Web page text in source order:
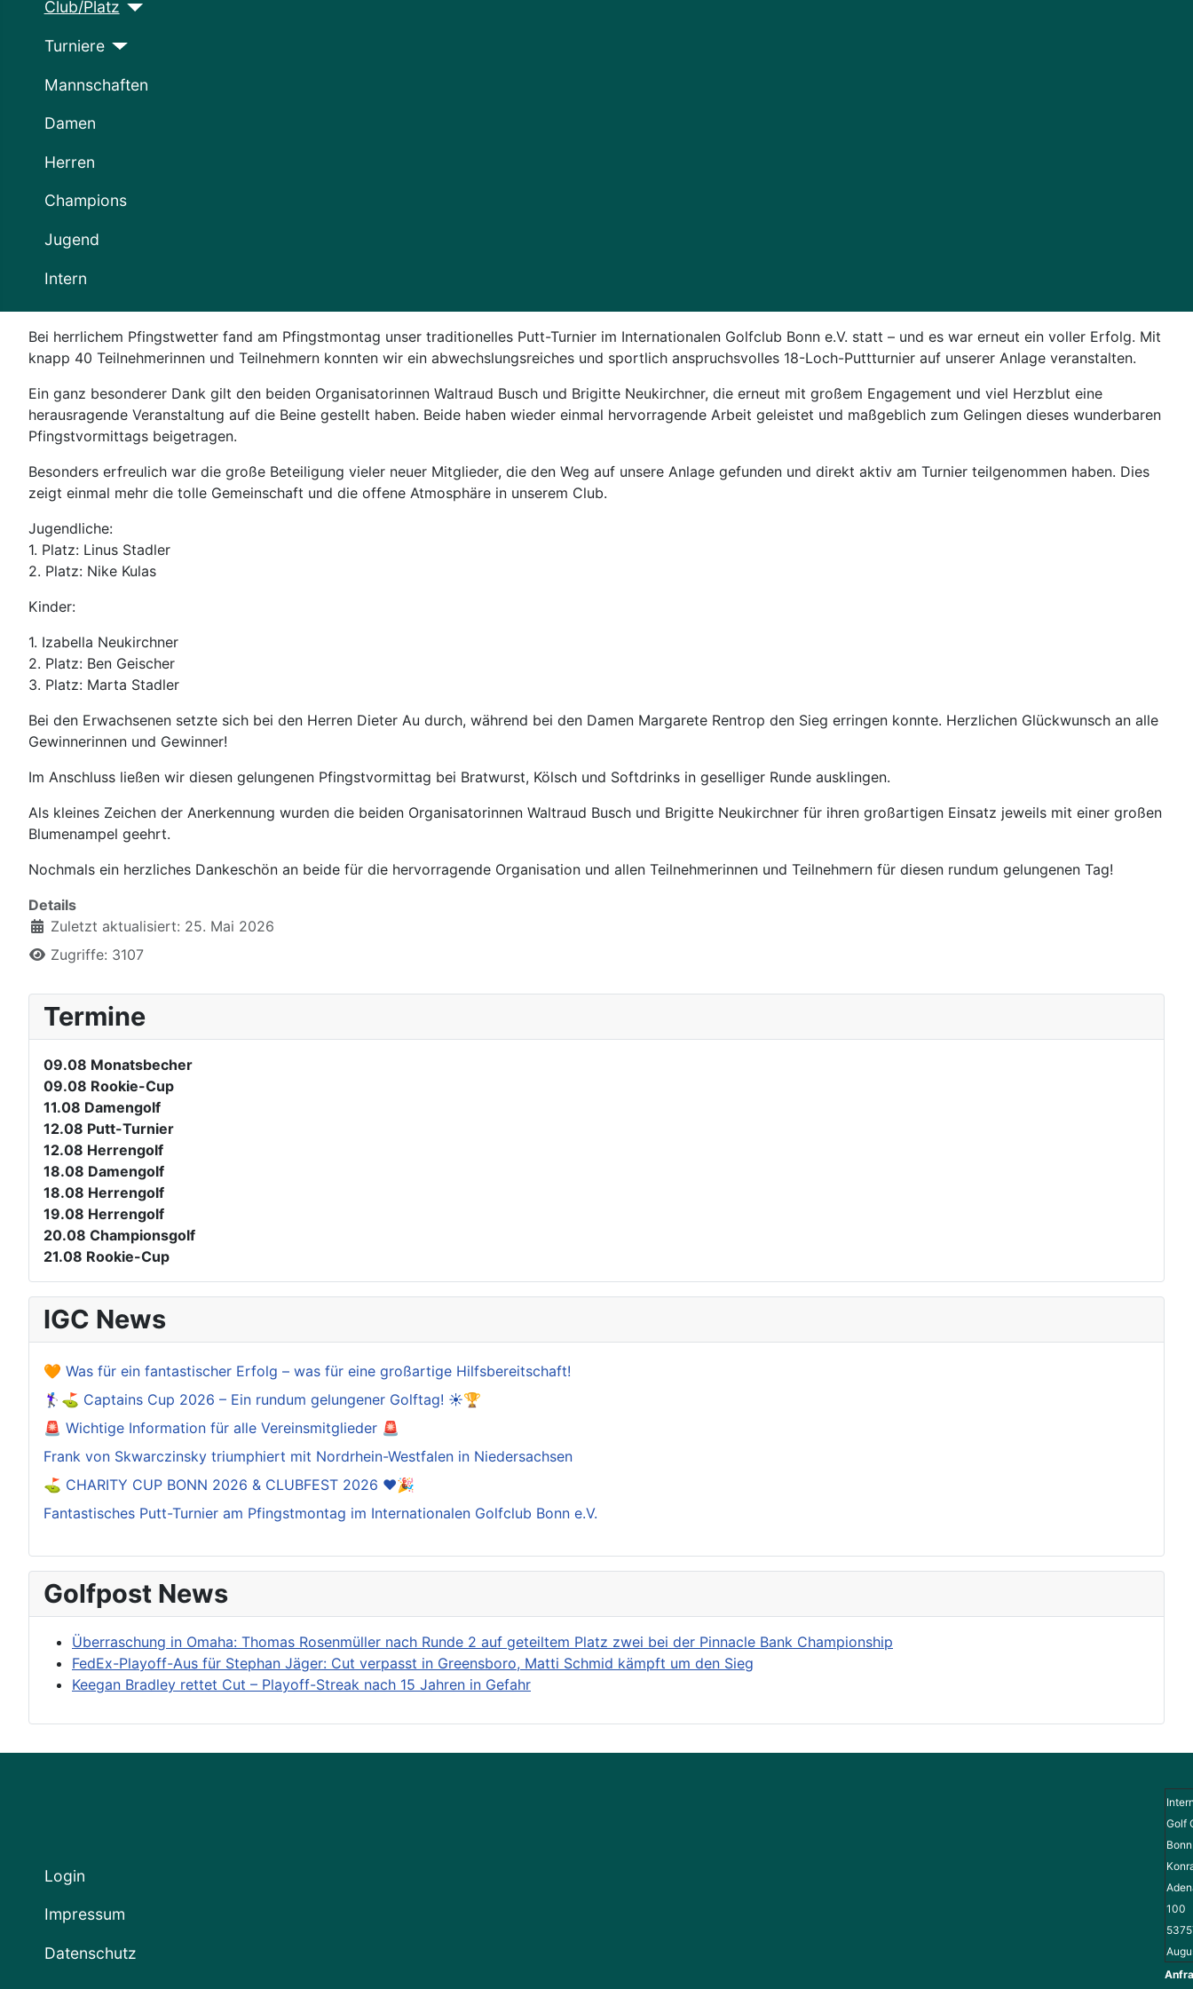
Club/Platz
Turniere
Mannschaften
Damen
Herren
Champions
Jugend
Intern
Bei herrlichem Pfingstwetter fand am Pfingstmontag unser traditionelles Putt-Turnier im Internationalen Golfclub Bonn e.V. statt – und es war erneut ein voller Erfolg. Mit
knapp 40 Teilnehmerinnen und Teilnehmern konnten wir ein abwechslungsreiches und sportlich anspruchsvolles 18-Loch-Puttturnier auf unserer Anlage veranstalten.
Ein ganz besonderer Dank gilt den beiden Organisatorinnen Waltraud Busch und Brigitte Neukirchner, die erneut mit großem Engagement und viel Herzblut eine
herausragende Veranstaltung auf die Beine gestellt haben. Beide haben wieder einmal hervorragende Arbeit geleistet und maßgeblich zum Gelingen dieses wunderbaren
Pfingstvormittags beigetragen.
Besonders erfreulich war die große Beteiligung vieler neuer Mitglieder, die den Weg auf unsere Anlage gefunden und direkt aktiv am Turnier teilgenommen haben. Dies
zeigt einmal mehr die tolle Gemeinschaft und die offene Atmosphäre in unserem Club.
Jugendliche:
1. Platz: Linus Stadler
2. Platz: Nike Kulas
Kinder:
1. ⁠Izabella Neukirchner
2. Platz: Ben Geischer
3. Platz: Marta Stadler
Bei den Erwachsenen setzte sich bei den Herren Dieter Au durch, während bei den Damen Margarete Rentrop den Sieg erringen konnte. Herzlichen Glückwunsch an alle
Gewinnerinnen und Gewinner!
Im Anschluss ließen wir diesen gelungenen Pfingstvormittag bei Bratwurst, Kölsch und Softdrinks in geselliger Runde ausklingen.
Als kleines Zeichen der Anerkennung wurden die beiden Organisatorinnen Waltraud Busch und Brigitte Neukirchner für ihren großartigen Einsatz jeweils mit einer großen
Blumenampel geehrt.
Nochmals ein herzliches Dankeschön an beide für die hervorragende Organisation und allen Teilnehmerinnen und Teilnehmern für diesen rundum gelungenen Tag!
Details
Zuletzt aktualisiert: 25. Mai 2026
Zugriffe: 3107
Termine
09.08 Monatsbecher
09.08 Rookie-Cup
11.08 Damengolf
12.08 Putt-Turnier
12.08 Herrengolf
18.08 Damengolf
18.08 Herrengolf
19.08 Herrengolf
20.08 Championsgolf
21.08 Rookie-Cup
IGC News
🧡 Was für ein fantastischer Erfolg – was für eine großartige Hilfsbereitschaft!
🏌️‍♀️⛳ Captains Cup 2026 – Ein rundum gelungener Golftag! ☀️🏆
🚨 Wichtige Information für alle Vereinsmitglieder 🚨
Frank von Skwarczinsky triumphiert mit Nordrhein-Westfalen in Niedersachsen
⛳️ CHARITY CUP BONN 2026 & CLUBFEST 2026 ❤️🎉
Fantastisches Putt-Turnier am Pfingstmontag im Internationalen Golfclub Bonn e.V.
Golfpost News
Überraschung in Omaha: Thomas Rosenmüller nach Runde 2 auf geteiltem Platz zwei bei der Pinnacle Bank Championship
FedEx-Playoff-Aus für Stephan Jäger: Cut verpasst in Greensboro, Matti Schmid kämpft um den Sieg
Keegan Bradley rettet Cut – Playoff-Streak nach 15 Jahren in Gefahr
Login
Impressum
Datenschutz
Golf
100